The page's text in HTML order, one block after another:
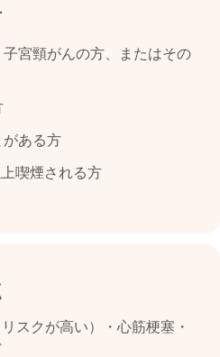
宮頸がんの方、またはその
ある方
喫煙される方
スクが高い）・心筋梗塞・